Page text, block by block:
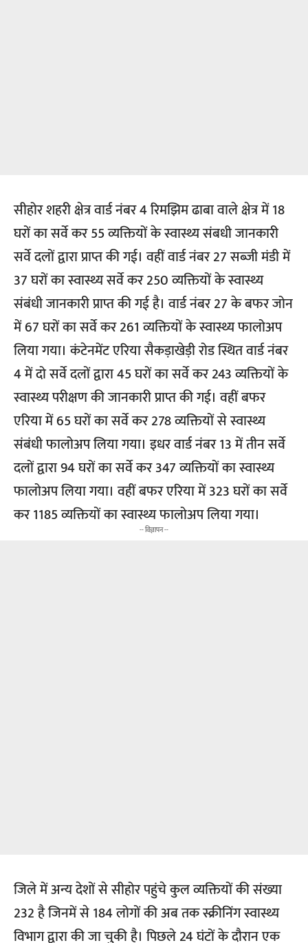
सीहोर शहरी क्षेत्र वार्ड नंबर 4 रिमझिम ढाबा वाले क्षेत्र में 18
घरों का सर्वे कर 55 व्यक्तियों के स्वास्थ्य संबधी जानकारी
सर्वे दलों द्वारा प्राप्त की गई। वहीं वार्ड नंबर 27 सब्जी मंडी में
37 घरों का स्वास्थ्य सर्वे कर 250 व्यक्तियों के स्वास्थ्य
संबंधी जानकारी प्राप्त की गई है। वार्ड नंबर 27 के बफर जोन
में 67 घरों का सर्वे कर 261 व्यक्तियों के स्वास्थ्य फालोअप
लिया गया। कंटेनमेंट एरिया सैकड़ाखेड़ी रोड स्थित वार्ड नंबर
4 में दो सर्वे दलों द्वारा 45 घरों का सर्वे कर 243 व्यक्तियों के
स्वास्थ्य परीक्षण की जानकारी प्राप्त की गई। वहीं बफर
एरिया में 65 घरों का सर्वे कर 278 व्यक्तियों से स्वास्थ्य
संबंधी फालोअप लिया गया। इधर वार्ड नंबर 13 में तीन सर्वे
दलों द्वारा 94 घरों का सर्वे कर 347 व्यक्तियों का स्वास्थ्य
फालोअप लिया गया। वहीं बफर एरिया में 323 घरों का सर्वे
कर 1185 व्यक्तियों का स्वास्थ्य फालोअप लिया गया।
-- विज्ञापन --
जिले में अन्य देशों से सीहोर पहुंचे कुल व्यक्तियों की संख्या
232 है जिनमें से 184 लोगों की अब तक स्क्रीनिंग स्वास्थ्य
विभाग द्वारा की जा चुकी है। पिछले 24 घंटों के दौरान एक